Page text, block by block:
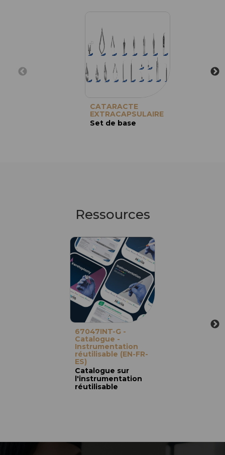
CATARACTE
EXTRACAPSULAIRE
Set de base
Ressources
67047INT-G -
Catalogue -
Instrumentation
réutilisable (EN-FR-
ES)
Catalogue sur
l'instrumentation
réutilisable